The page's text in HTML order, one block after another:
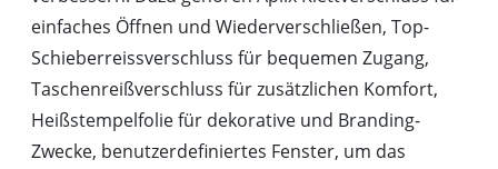
einfaches Öffnen und Wiederverschließen, Top-
Schieberreissverschluss für bequemen Zugang,
Taschenreißverschluss für zusätzlichen Komfort,
Heißstempelfolie für dekorative und Branding-
Zwecke, benutzerdefiniertes Fenster, um das